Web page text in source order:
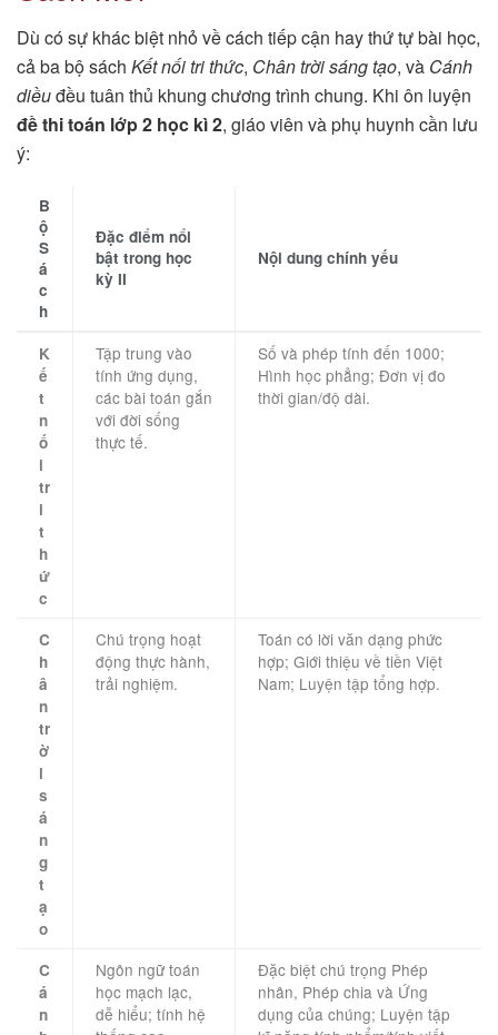
Dù có sự khác biệt nhỏ về cách tiếp cận hay thứ tự bài học,
cả ba bộ sách Kết nối tri thức, Chân trời sáng tạo, và Cánh
diềuđều tuân thủ khung chương trình chung. Khi ôn luyện
đề thi toán lớp 2 học kì 2, giáo viên và phụ huynh cần lưu
ý:
B
ộ
S
á
c
h
Đặc điểm nổi
bật trong học
kỳ II
Nội dung chính yếu
K
ế
t
n
ố
i
tr
i
t
h
ứ
c
Tập trung vào
tính ứng dụng,
các bài toán gắn
với đời sống
thực tế.
Số và phép tính đến 1000;
Hình học phẳng; Đơn vị đo
thời gian/độ dài.
C
h
â
n
tr
ờ
i
s
á
n
g
t
ạ
o
Chú trọng hoạt
động thực hành,
trải nghiệm.
Toán có lời văn dạng phức
hợp; Giới thiệu về tiền Việt
Nam; Luyện tập tổng hợp.
C
á
n
Ngôn ngữ toán
học mạch lạc,
dễ hiểu; tính hệ
Đặc biệt chú trọng Phép
nhân, Phép chia và Ứng
dụng của chúng; Luyện tập